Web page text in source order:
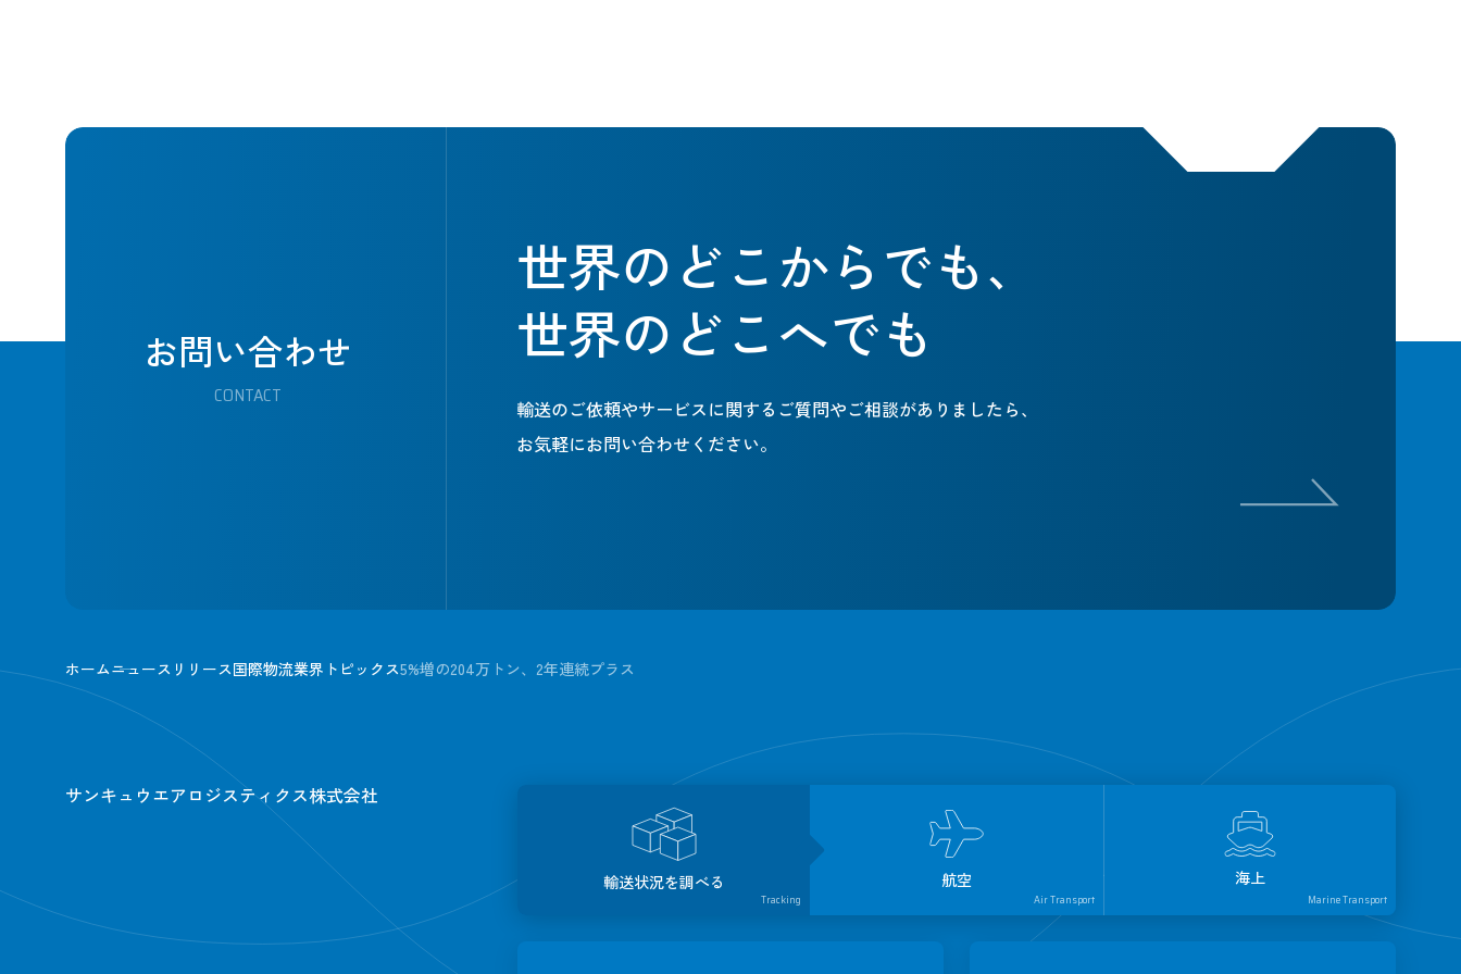
お問い合わせ
CONTACT
世界のどこからでも、
世界のどこへでも
輸送のご依頼やサービスに関するご質問やご相談がありましたら、
お気軽にお問い合わせください。
ホームニュースリリース国際物流業界トピックス5%増の204万トン、2年連続プラス
サンキュウエアロジスティクス株式会社
輸送状況を調べる
Tracking
航空
Air Transport
海上
Marine Transport